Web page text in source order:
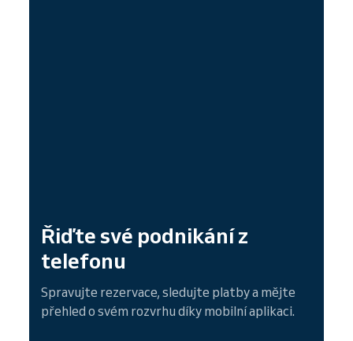
Řiďte své podnikání z
telefonu
Spravujte rezervace, sledujte platby a mějte
přehled o svém rozvrhu díky mobilní aplikaci.